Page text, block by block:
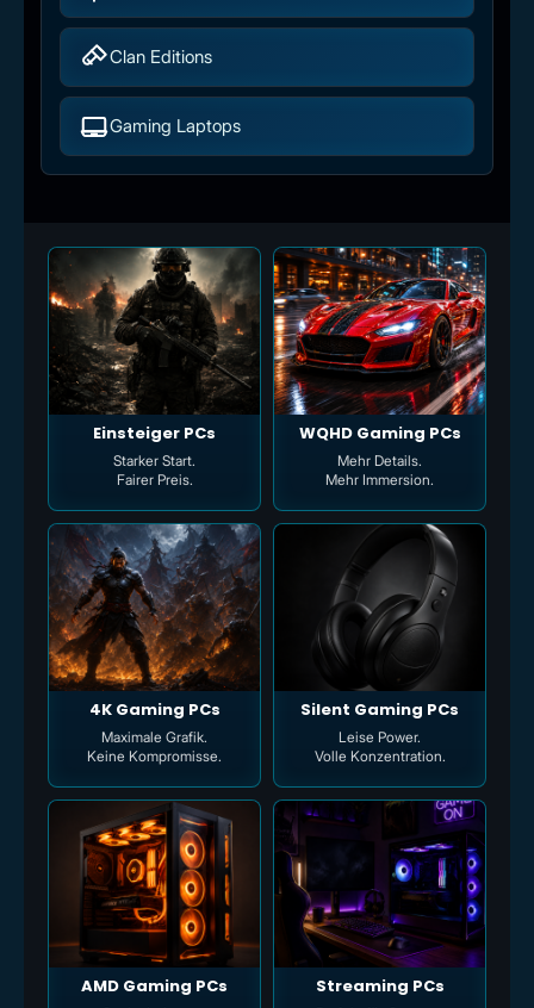
Clan Editions
Gaming Laptops
Einsteiger PCs
Starker Start.
Fairer Preis.
WQHD Gaming PCs
Mehr Details.
Mehr Immersion.
4K Gaming PCs
Maximale Grafik.
Keine Kompromisse.
Silent Gaming PCs
Leise Power.
Volle Konzentration.
AMD Gaming PCs Streaming PCs